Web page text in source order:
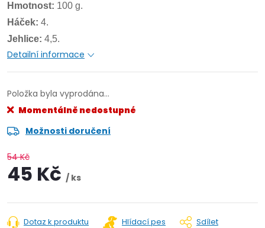
Hmotnost: 100 g.
Háček: 4.
Jehlice: 4,5.
Detailní informace
Položka byla vyprodána…
Momentálně nedostupné
Možnosti doručení
54 Kč
45 Kč / ks
Dotaz k produktu Hlídací pes Sdílet